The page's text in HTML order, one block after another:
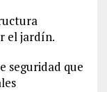
el jardín.
seguridad que